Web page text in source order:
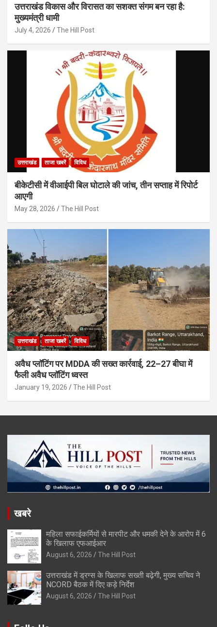
उत्तराखंड विकास और विरासत का सशक्त संगम बन रहा है:
मुख्यमंत्री धामी
July 4, 2026 The Hill Post
उत्तराखंड ताजा खबरें विविध
बीकेटीसी में वीआईपी बिल घोटाले की जांच, तीन सप्ताह में रिपोर्ट
आएगी
May 28, 2026 The Hill Post
उत्तराखंड ताजा खबरें विविध
अवैध प्लॉटिंग पर MDDA की सख्त कार्रवाई, 22–27 बीघा में
फैली अवैध प्लॉटिंग ध्वस्त
January 19, 2026 The Hill Post
खबरे
महिला सफाईकर्मियों से मारपीट और धमकी देने के आरोप में 6
के खिलाफ एफआईआर
August 6, 2026 The Hill Post
उत्तराखंड में ड्रग्स के खिलाफ सख्ती बढ़ेगी, मुख्य सचिव ने
NCORD बैठक में दिए कड़े निर्देश
August 6, 2026 The Hill Post